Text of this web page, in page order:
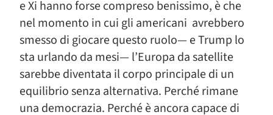
e Xi hanno forse compreso benissimo, è che
nel momento in cui gli americani avrebbero
smesso di giocare questo ruolo— e Trump lo
sta urlando da mesi— l’Europa da satellite
sarebbe diventata il corpo principale di un
equilibrio senza alternativa. Perché rimane
una democrazia. Perché è ancora capace di